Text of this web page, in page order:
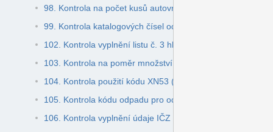
98. Kontrola na počet kusů autovraků
99. Kontrola katalogových čísel odpadů přebíraných od
102. Kontrola vyplnění listu č. 3 hlášení za autovraky
103. Kontrola na poměr množství upraveného odpadu a
104. Kontrola použití kódu XN53 (inventurní rozdíl)
105. Kontrola kódu odpadu pro odpad vzniklý ze
106. Kontrola vyplnění údaje IČZ